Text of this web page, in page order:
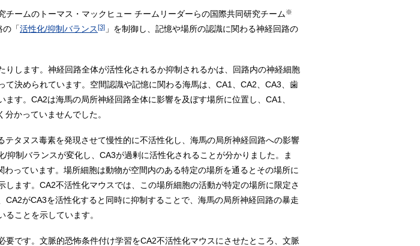
ームのトーマス・マックヒュー チームリーダーらの国際共同研究チーム※
の「活性化/抑制バランス[3] 」を制御し、記憶や場所の認識に関わる神経回路の
します。神経回路全体が活性化されるか抑制されるかは、回路内の神経細胞
決められています。空間認識や記憶に関わる海馬は、CA1、CA2、CA3、歯
す。CA2は海馬の局所神経回路全体に影響を及ぼす場所に位置し、CA1、
かっていませんでした。
タヌス毒素を発現させて慢性的に不活性化し、海馬の局所神経回路への影響
制バランスが変化し、CA3が過剰に活性化されることが分かりました。ま
わっています。場所細胞は動物が空間内のある特定の場所を通るとその場所に
ます。CA2不活性化マウスでは、この場所細胞の活動が特定の場所に限定さ
がCA3を活性化すると同時に抑制することで、海馬の局所神経回路の暴走
ことを示しています。
です。文脈的恐怖条件付け学習をCA2不活性化マウスにさせたところ、文脈